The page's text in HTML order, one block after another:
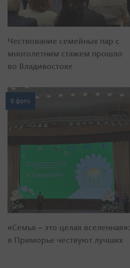
Чествование семейных пар с
многолетним стажем прошло
во Владивостоке
8 фото
«Семья – это целая вселенная»:
в Приморье чествуют лучших